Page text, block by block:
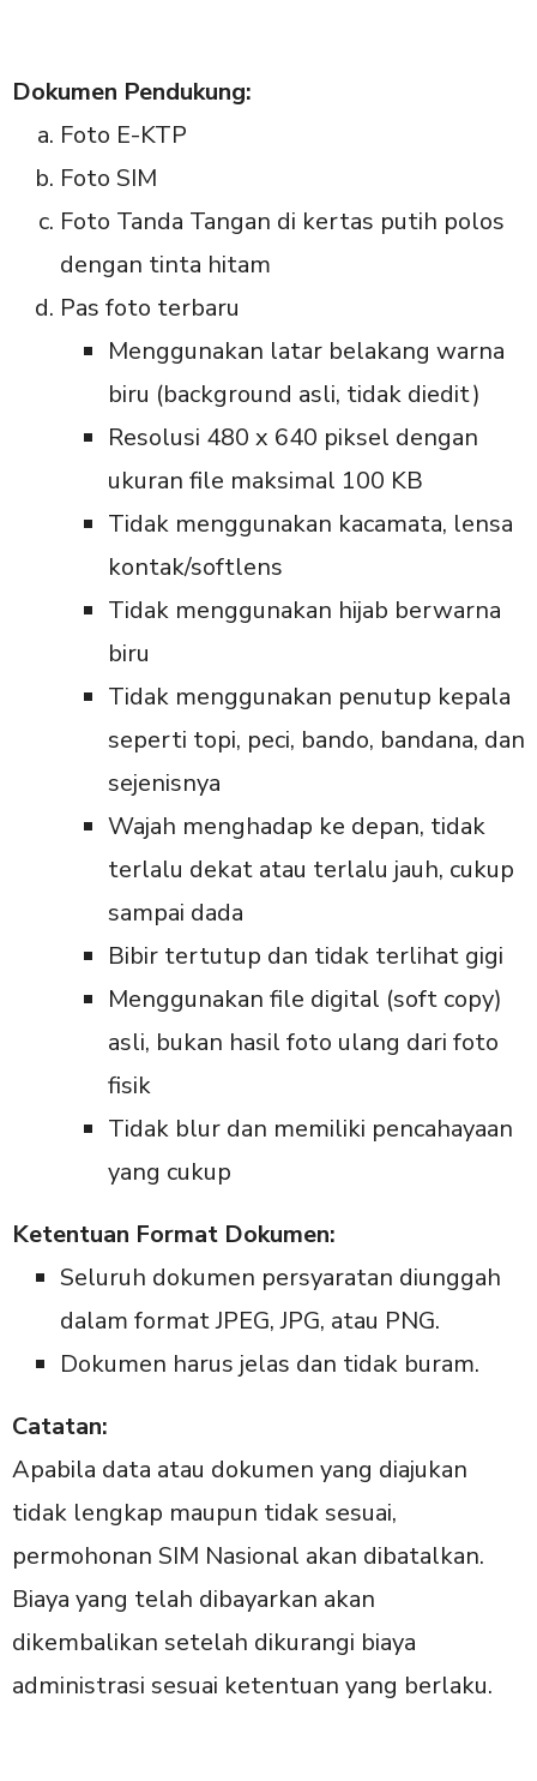
Dokumen Pendukung:
Foto E-KTP
Foto SIM
Foto Tanda Tangan di kertas putih polos
dengan tinta hitam
Pas foto terbaru
Menggunakan latar belakang warna
biru (background asli, tidak diedit)
Resolusi 480 x 640 piksel dengan
ukuran file maksimal 100 KB
Tidak menggunakan kacamata, lensa
kontak/softlens
Tidak menggunakan hijab berwarna
biru
Tidak menggunakan penutup kepala
seperti topi, peci, bando, bandana, dan
sejenisnya
Wajah menghadap ke depan, tidak
terlalu dekat atau terlalu jauh, cukup
sampai dada
Bibir tertutup dan tidak terlihat gigi
Menggunakan file digital (soft copy)
asli, bukan hasil foto ulang dari foto
fisik
Tidak blur dan memiliki pencahayaan
yang cukup
Ketentuan Format Dokumen:
Seluruh dokumen persyaratan diunggah
dalam format JPEG, JPG, atau PNG.
Dokumen harus jelas dan tidak buram.
Catatan:
Apabila data atau dokumen yang diajukan
tidak lengkap maupun tidak sesuai,
permohonan SIM Nasional akan dibatalkan.
Biaya yang telah dibayarkan akan
dikembalikan setelah dikurangi biaya
administrasi sesuai ketentuan yang berlaku.